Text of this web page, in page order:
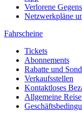
Verlorene
Netzwerkpläne
Fahrscheine
Tickets
Abonnements
Rabatte und
Verkaufsstellen
Kontaktloses
Allgemeine